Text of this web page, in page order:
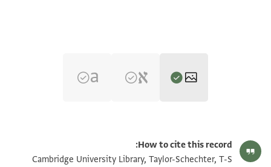
T-S Ar.39.454 1v הגדל וסובב
How to cite this record:
Cambridge University Library, Taylor-Schechter, T-S